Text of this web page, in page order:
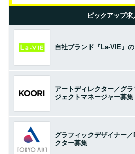
ピックアップ求
自社ブランド『La-VIE』
アートディレクター／グ
ジェクトマネージャー募集
グラフィックデザイナー
クター募集